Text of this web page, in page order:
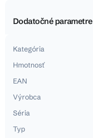
Dodatočné parametre
Kategória
Hmotnosť
EAN
Výrobca
Séria
Typ